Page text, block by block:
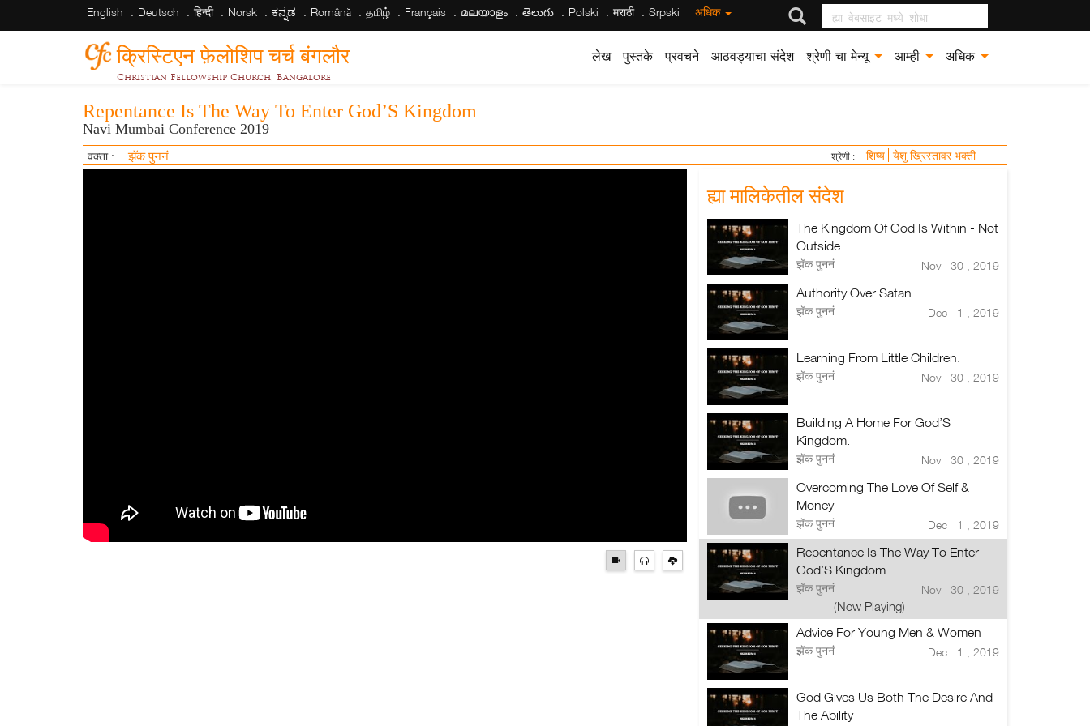
English Deutsch हिन्दी Norsk ಕನ್ನಡ Română தமிழ் Français മലയാളം తెలుగు Polski मराठी Srpski अधिक ह्या वेबसाइट मध्ये शोधा
क्रिस्टिएन फ़ेलोशिप चर्च बंगलौर
Christian Fellowship Church, Bangalore
लेख पुस्तके प्रवचने आठवड्याचा संदेश श्रेणी चा मेन्यू आम्ही अधिक
Repentance Is The Way To Enter God’S Kingdom
Navi Mumbai Conference 2019
वक्ता : झॅक पुननं श्रेणी : शिष्य येशु ख्रिस्तावर भक्ती
ह्या मालिकेतील संदेश
The Kingdom Of God Is Within - Not
Outside
झॅक पुननं Nov 30 , 2019
Authority Over Satan
झॅक पुननं Dec 1 , 2019
Learning From Little Children.
झॅक पुननं Nov 30 , 2019
Building A Home For God’S
Kingdom.
झॅक पुननं Nov 30 , 2019
Overcoming The Love Of Self &
Money
झॅक पुननं Dec 1 , 2019
Repentance Is The Way To Enter
God’S Kingdom
झॅक पुननं Nov 30 , 2019
(Now Playing)
Advice For Young Men & Women
झॅक पुननं Dec 1 , 2019
God Gives Us Both The Desire And
The Ability